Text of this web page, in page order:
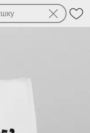
надписью,